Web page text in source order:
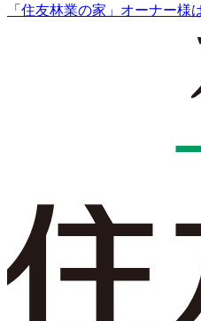
「住友林業の家」オーナー様